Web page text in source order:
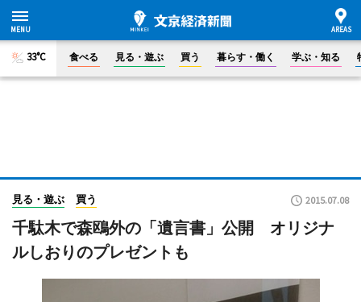
33°C 食べる 見る・遊ぶ 買う 暮らす・働く 学ぶ・知る
見る・遊ぶ 買う 2015.07.08
千駄木で森鴎外の「遺言書」公開 オリジナ
ルしおりのプレゼントも